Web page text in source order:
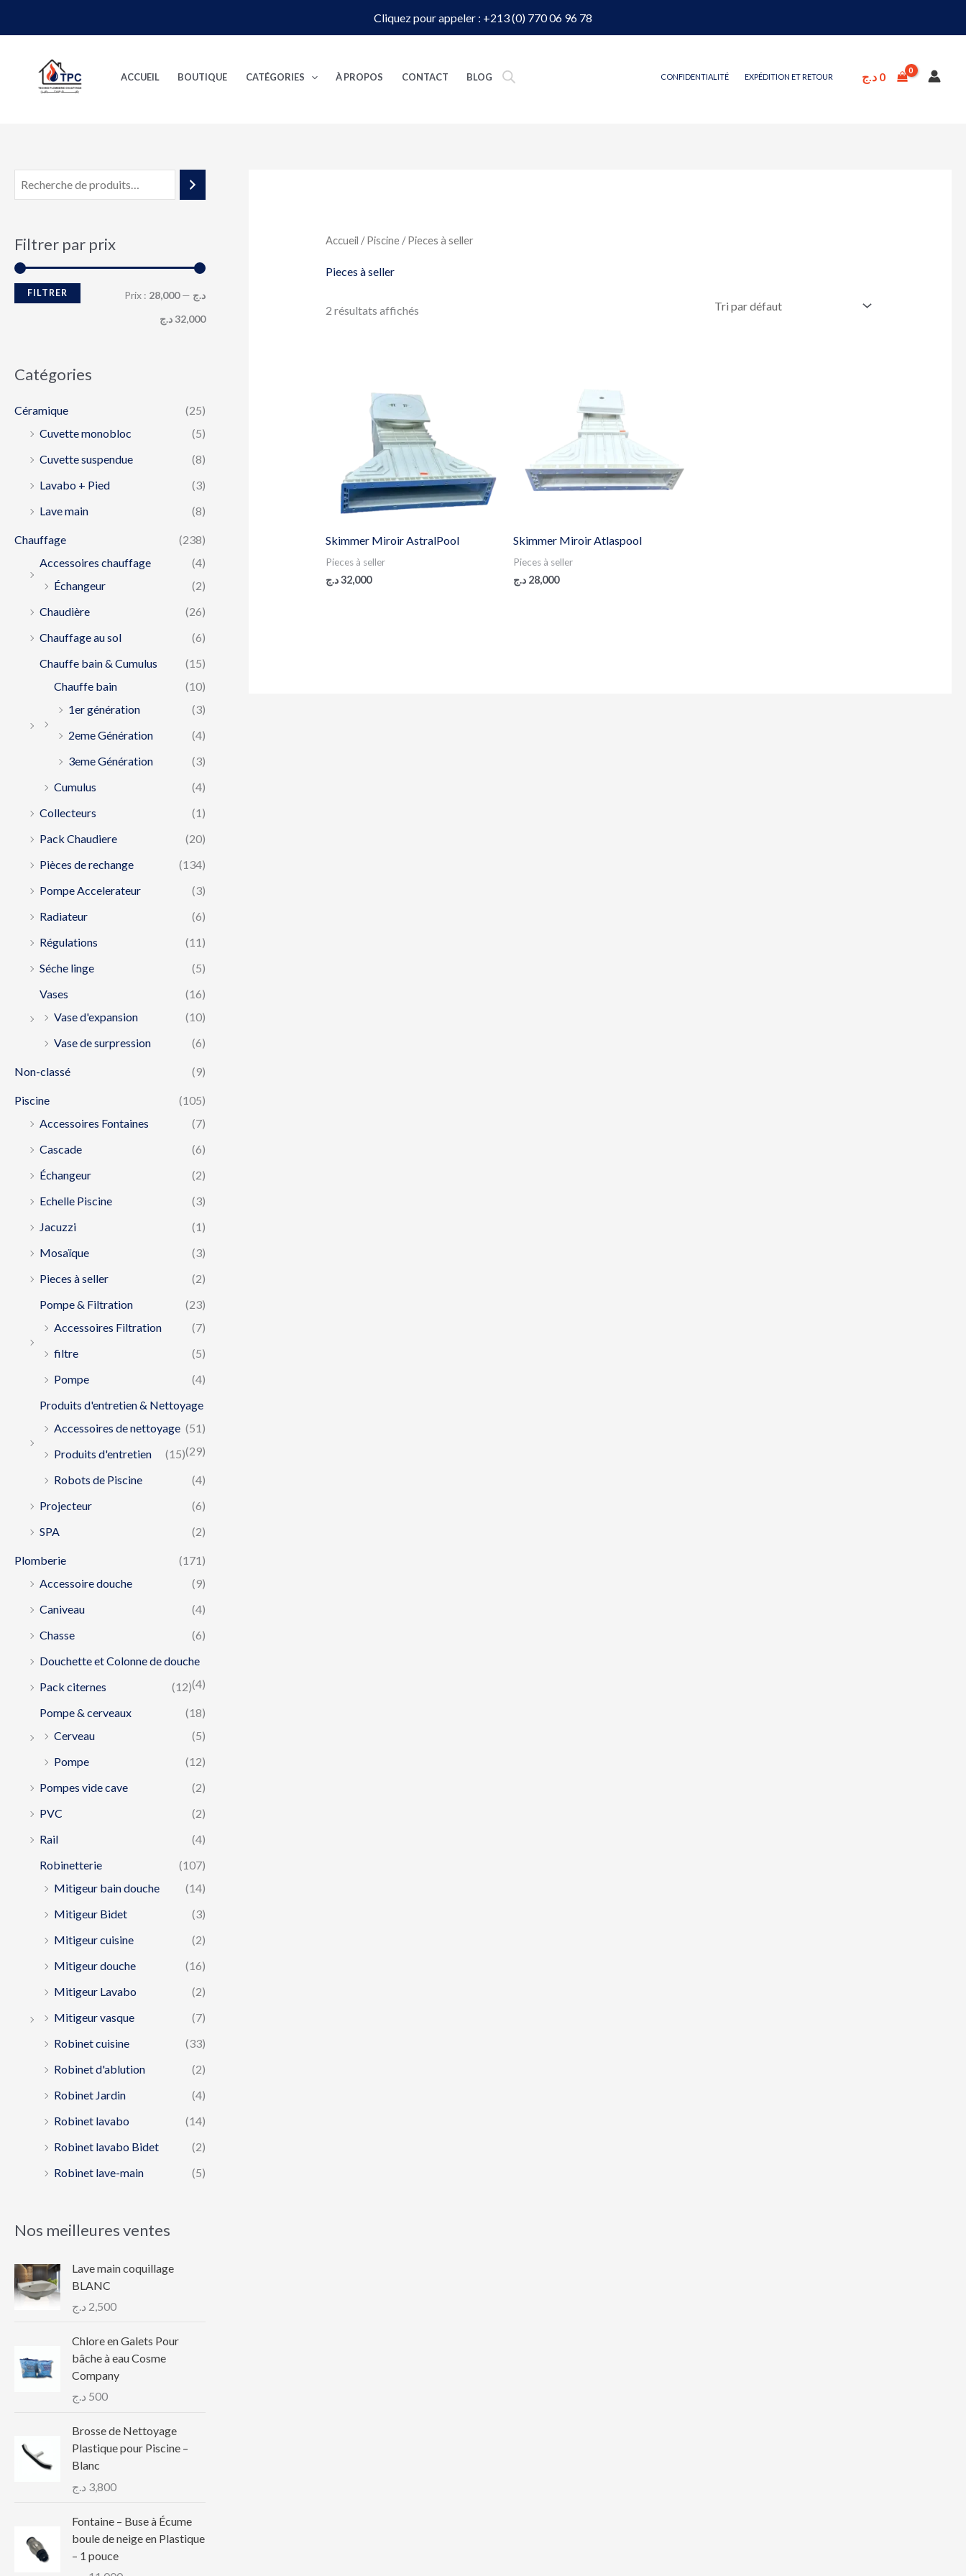
Cliquez pour appeler : +213 (0) 770 06 96 78
ACCUEIL BOUTIQUE CATÉGORIES À PROPOS CONTACT BLOG CONFIDENTIALITÉ EXPÉDITION ET RETOUR 0 د.ج
Filtrer par prix
FILTRER Prix : 28,000 د.ج —
32,000 د.ج
Catégories
Céramique
(25)
Cuvette monobloc
(5)
Cuvette suspendue
(8)
Lavabo + Pied
(3)
Lave main
(8)
Chauffage
(238)
Accessoires chauffage
(4)
Échangeur
(2)
Chaudière
(26)
Chauffage au sol
(6)
Chauffe bain & Cumulus
(15)
Chauffe bain
(10)
1er génération
(3)
2eme Génération
(4)
3eme Génération
(3)
Cumulus
(4)
Collecteurs
(1)
Pack Chaudiere
(20)
Pièces de rechange
(134)
Pompe Accelerateur
(3)
Radiateur
(6)
Régulations
(11)
Séche linge
(5)
Vases
(16)
Vase d'expansion
(10)
Vase de surpression
(6)
Non-classé (9)
Piscine
(105)
Accessoires Fontaines
(7)
Cascade
(6)
Échangeur
(2)
Echelle Piscine
(3)
Jacuzzi
(1)
Mosaïque
(3)
Pieces à seller
(2)
Pompe & Filtration
(23)
Accessoires Filtration
(7)
filtre
(5)
Pompe
(4)
Produits d'entretien & Nettoyage
(51)
Accessoires de nettoyage
(29)
Produits d'entretien
(15)
Robots de Piscine
(4)
Projecteur
(6)
SPA
(2)
Plomberie
(171)
Accessoire douche
(9)
Caniveau
(4)
Chasse
(6)
Douchette et Colonne de douche
(4)
Pack citernes
(12)
Pompe & cerveaux
(18)
Cerveau
(5)
Pompe
(12)
Pompes vide cave
(2)
PVC
(2)
Rail
(4)
Robinetterie
(107)
Mitigeur bain douche
(14)
Mitigeur Bidet
(3)
Mitigeur cuisine
(2)
Mitigeur douche
(16)
Mitigeur Lavabo
(2)
Mitigeur vasque
(7)
Robinet cuisine
(33)
Robinet d'ablution
(2)
Robinet Jardin
(4)
Robinet lavabo
(14)
Robinet lavabo Bidet
(2)
Robinet lave-main
(5)
Nos meilleures ventes
Lave main coquillage
BLANC
2,500 د.ج
Chlore en Galets Pour
bâche à eau Cosme
Company
500 د.ج
Brosse de Nettoyage
Plastique pour Piscine –
Blanc
3,800 د.ج
Fontaine – Buse à Écume
boule de neige en Plastique
– 1 pouce
Accueil /Piscine/ Pieces à seller
Pieces à seller
2 résultats affichés
Skimmer Miroir AstralPool
Pieces à seller
32,000د.ج
Skimmer Miroir Atlaspool
Pieces à seller
28,000 د.ج